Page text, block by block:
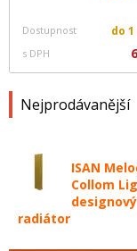
Dostupnost do
s DPH
Nejprodávanější
ISAN
Collom
designový
radiátor